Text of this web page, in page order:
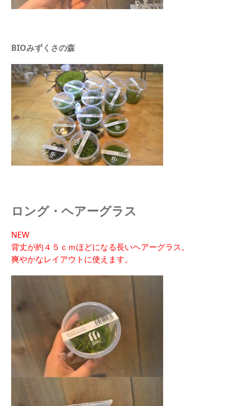
BIOみずくさの森
ロング・ヘアーグラス
NEW
背丈が約４５ｃｍほどになる長いヘアーグラス。
爽やかなレイアウトに使えます。